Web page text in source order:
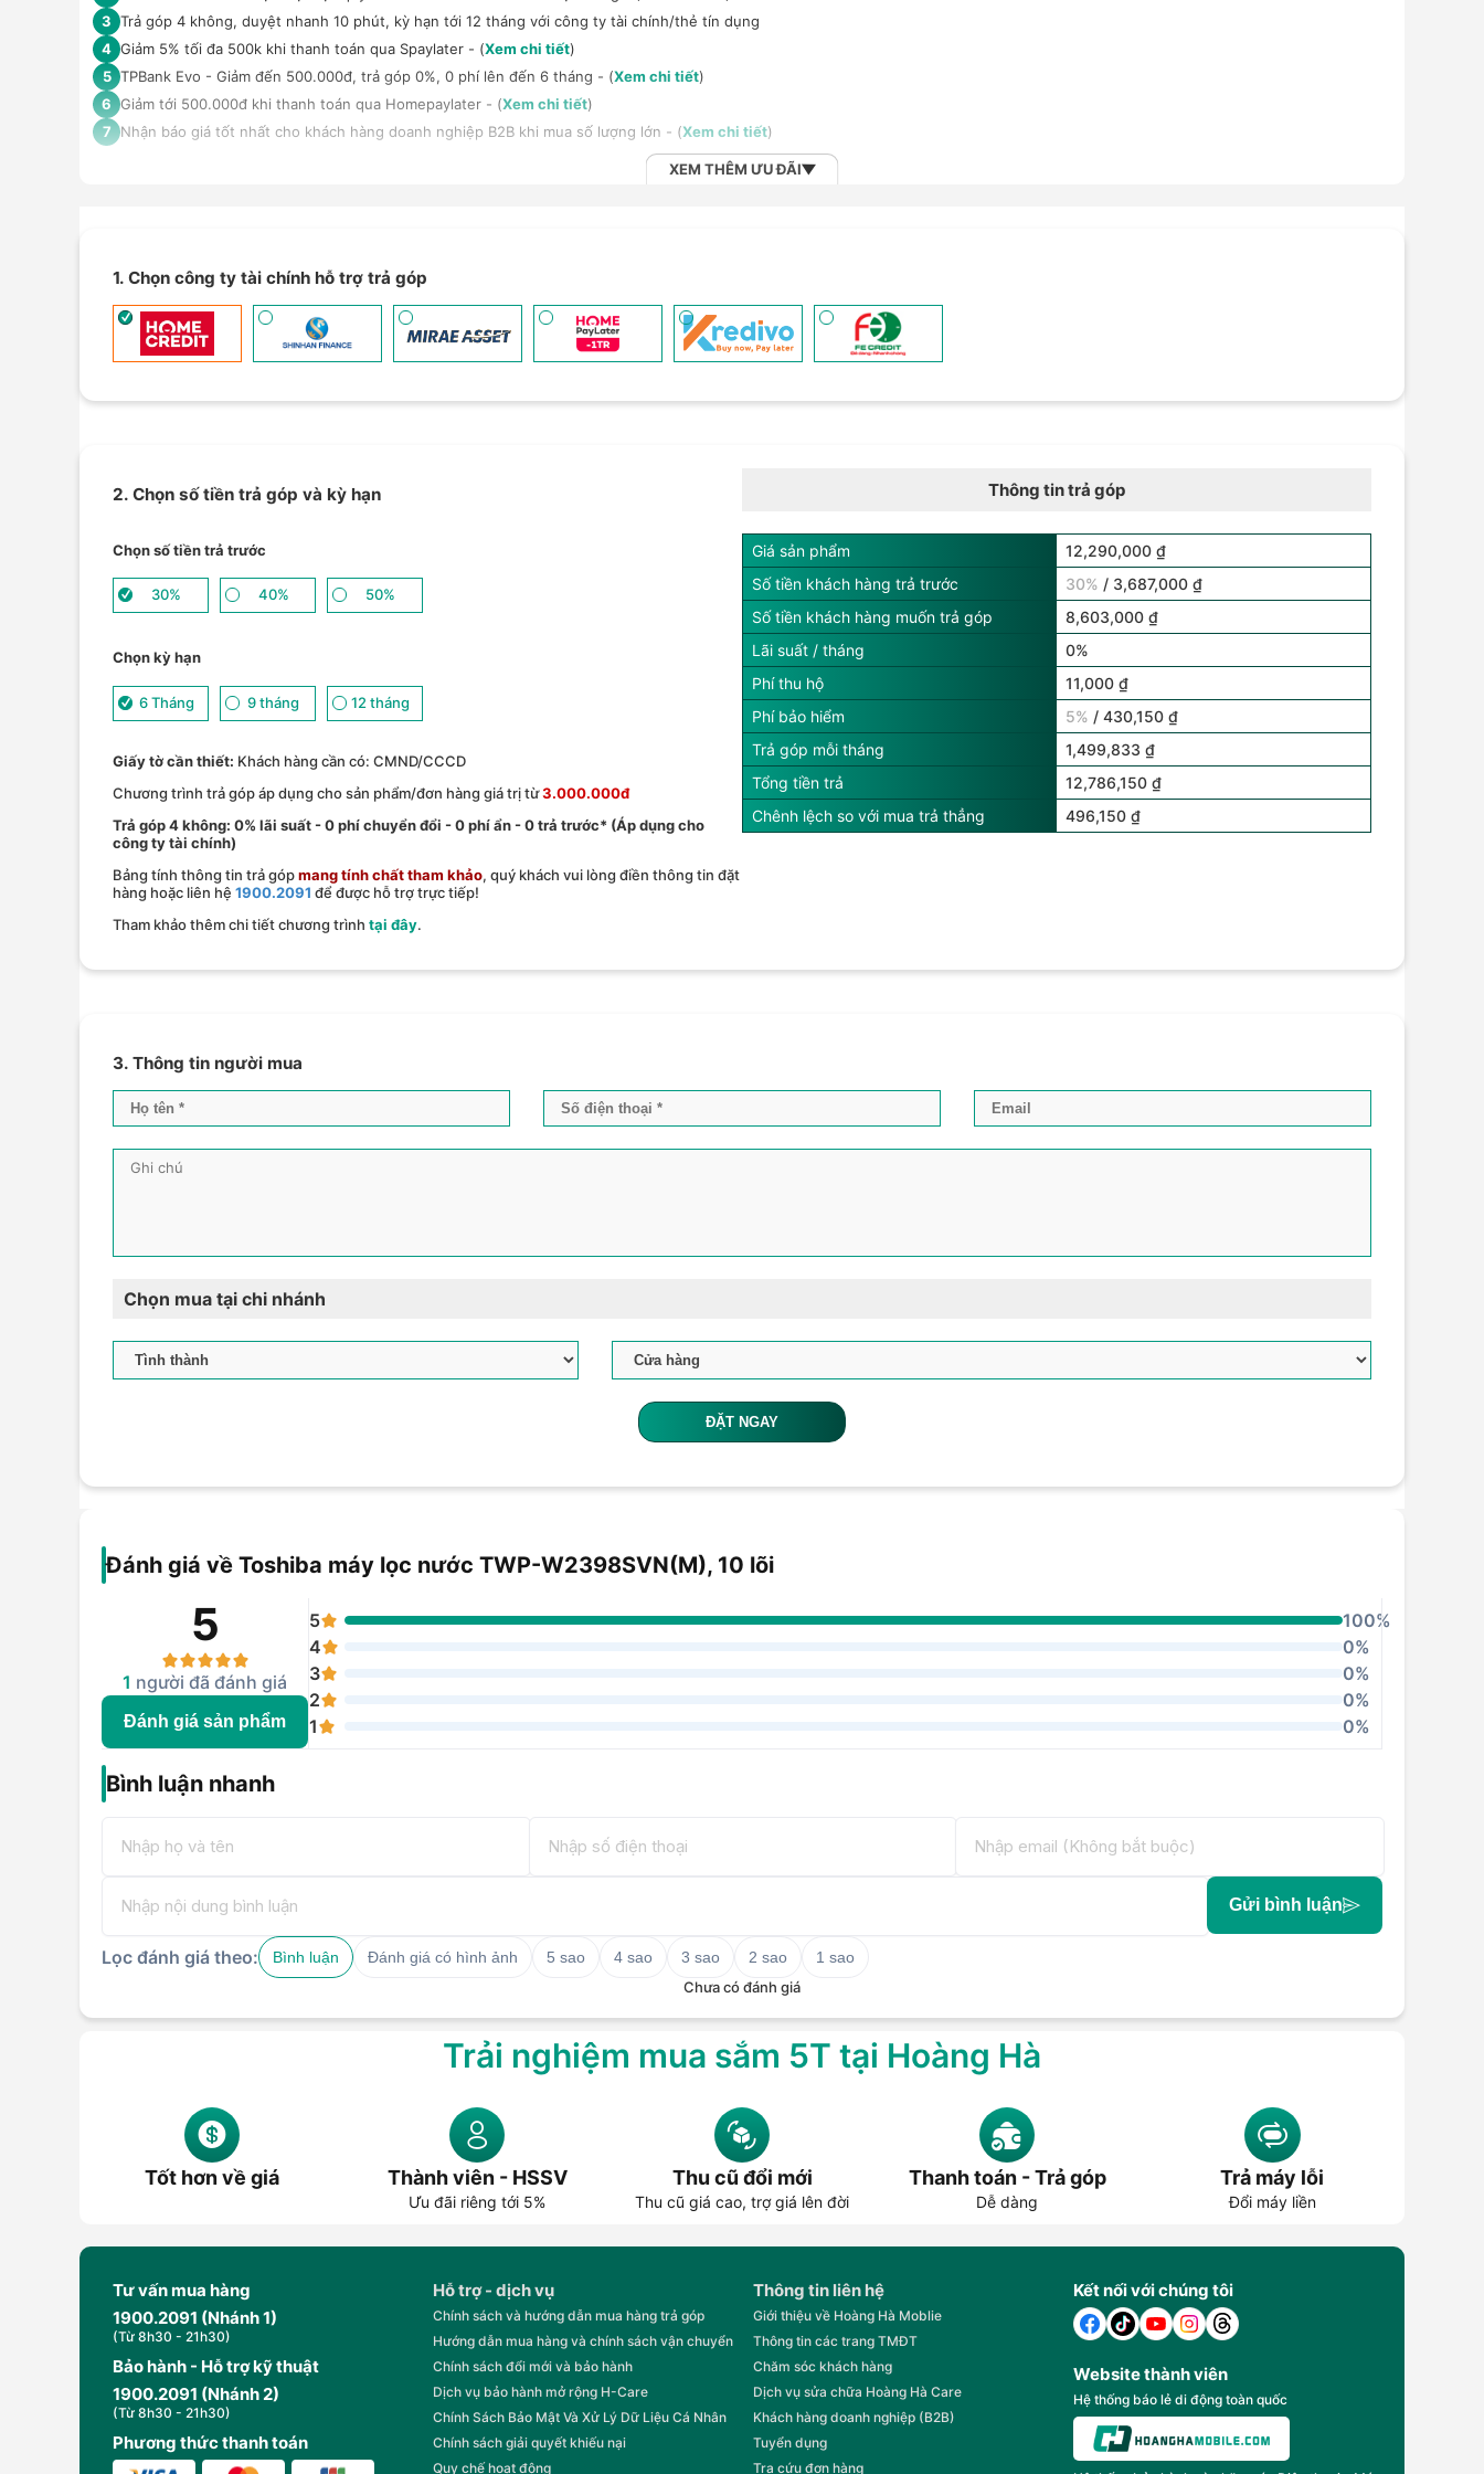
3 Trả góp 4 không, duyệt nhanh 10 phút, kỳ hạn tới 12 tháng với công ty tài chính/thẻ tín dụng
4 Giảm 5% tối đa 500k khi thanh toán qua Spaylater - (Xem chi tiết)
5 TPBank Evo - Giảm đến 500.000đ, trả góp 0%, 0 phí lên đến 6 tháng - (Xem chi tiết)
6 Giảm tới 500.000đ khi thanh toán qua Homepaylater - (Xem chi tiết)
7
Nhận báo giá tốt nhất cho khách hàng doanh nghiệp B2B khi mua số lượng lớn - (Xem chi tiết)
XEM THÊM ƯU ĐÃI
1. Chọn công ty tài chính hỗ trợ trả góp
2. Chọn số tiền trả góp và kỳ hạn
Chọn số tiền trả trước
30% 40% 50%
Chọn kỳ hạn
6 Tháng 9 tháng 12 tháng
Giấy tờ cần thiết: Khách hàng cần có: CMND/CCCD
Chương trình trả góp áp dụng cho sản phẩm/đơn hàng giá trị từ3.000.000đ
Trả góp 4 không: 0% lãi suất - 0 phí chuyển đổi - 0 phí ẩn - 0 trả trước* (Áp dụng cho
công ty tài chính)
Bảng tính thông tin trả gópmang tính chất tham khảo, quý khách vui lòng điền thông tin đặt
hàng hoặc liên hệ 1900.2091 để được hỗ trợ trực tiếp!
Tham khảo thêm chi tiết chương trình tại đây.
Thông tin trả góp
Giá sản phẩm
12,290,000 ₫
Số tiền khách hàng trả trước
30% / 3,687,000 ₫
Số tiền khách hàng muốn trả góp
8,603,000 ₫
Lãi suất / tháng
0%
Phí thu hộ
11,000 ₫
Phí bảo hiểm
5% / 430,150 ₫
Trả góp mỗi tháng
1,499,833 ₫
Tổng tiền trả
12,786,150 ₫
Chênh lệch so với mua trả thẳng
496,150 ₫
3. Thông tin người mua
Chọn mua tại chi nhánh
ĐẶT NGAY
Đánh giá về Toshiba máy lọc nước TWP-W2398SVN(M), 10 lõi
5
1 người đã đánh giá
Đánh giá sản phẩm
5
100%
4
0%
3
0%
2
0%
1
0%
Bình luận nhanh
Gửi bình luận
Lọc đánh giá theo: Bình luận Đánh giá có hình ảnh 5 sao 4 sao 3 sao 2 sao
1 sao
Chưa có đánh giá
Trải nghiệm mua sắm 5T tại Hoàng Hà
Tốt hơn về giá Thành viên - HSSV
Ưu đãi riêng tới 5%
Thu cũ đổi mới
Thu cũ giá cao, trợ giá lên đời
Thanh toán - Trả góp
Dễ dàng
Trả máy lỗi
Đổi máy liền
Tư vấn mua hàng
1900.2091 (Nhánh 1)
(Từ 8h30 - 21h30)
Bảo hành - Hỗ trợ kỹ thuật
1900.2091 (Nhánh 2)
(Từ 8h30 - 21h30)
Phương thức thanh toán
Hỗ trợ - dịch vụ
Chính sách và hướng dẫn mua hàng trả góp
Hướng dẫn mua hàng và chính sách vận chuyển
Chính sách đổi mới và bảo hành
Dịch vụ bảo hành mở rộng H-Care
Chính Sách Bảo Mật Và Xử Lý Dữ Liệu Cá Nhân
Chính sách giải quyết khiếu nại
Quy chế hoạt động
Thông tin liên hệ
Giới thiệu về Hoàng Hà Moblie
Thông tin các trang TMĐT
Chăm sóc khách hàng
Dịch vụ sửa chữa Hoàng Hà Care
Khách hàng doanh nghiệp (B2B)
Tuyển dụng
Tra cứu đơn hàng
Kết nối với chúng tôi
Website thành viên
Hệ thống báo lẻ di động toàn quốc